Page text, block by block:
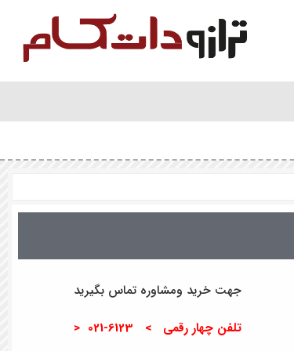
جهت خرید ومشاوره تماس بگیرید
تلفن چهار رقمی > 6123-021 <